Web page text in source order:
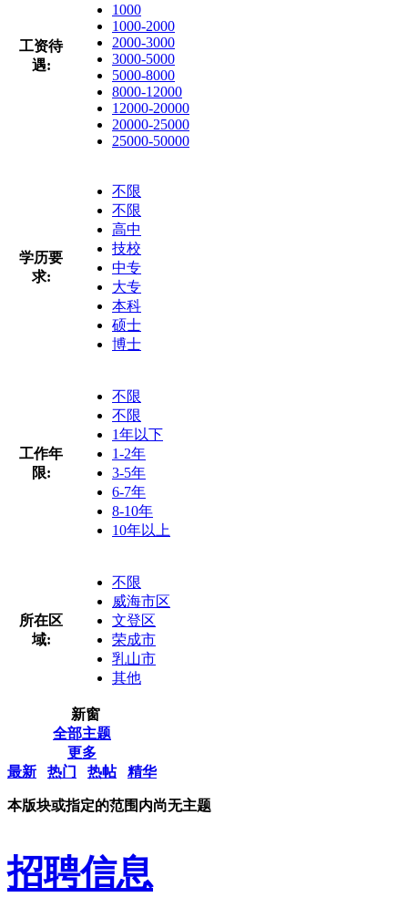
工资待
遇:
1000
1000-2000
2000-3000
3000-5000
5000-8000
8000-12000
12000-20000
20000-25000
25000-50000
学历要
求:
不限
不限
高中
技校
中专
大专
本科
硕士
博士
工作年
限:
不限
不限
1年以下
1-2年
3-5年
6-7年
8-10年
10年以上
所在区
域:
不限
威海市区
文登区
荣成市
乳山市
其他
新窗
全部主题
更多
最新
热门 热帖 精华
本版块或指定的范围内尚无主题
招聘信息